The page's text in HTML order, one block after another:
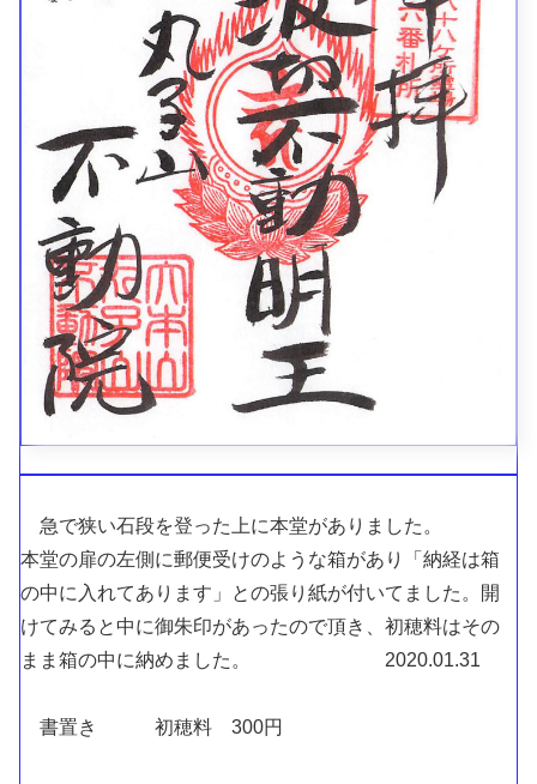
急で狭い石段を登った上に本堂がありました。
本堂の扉の左側に郵便受けのような箱があり「納経は箱
の中に入れてあります」との張り紙が付いてました。開
けてみると中に御朱印があったので頂き、初穂料はその
まま箱の中に納めました。 2020.01.31
書置き 初穂料 300円